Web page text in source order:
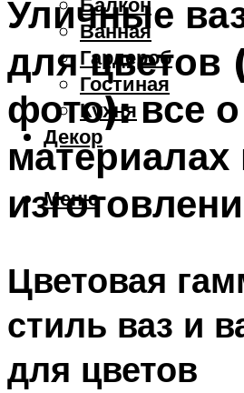
Ванная
Гардероб
Гостиная
Кухня
Декор
Меню
Уличные
для цветов
фото): все о
материалах
Цветовая
стиль ваз и
для цветов